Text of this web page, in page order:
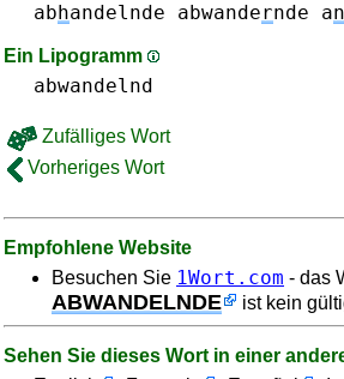
abhandelnde abwandernde an
Ein Lipogramm
abwandelnd
Zufälliges Wort
Vorheriges Wort
Empfohlene Website
Besuchen Sie 1Wort.com - das
ABWANDELNDE ist kein
Sehen Sie dieses Wort in einer